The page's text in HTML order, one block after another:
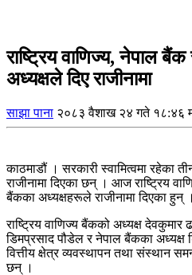
राष्ट्रिय वाणिज्य, नेपाल
अध्यक्षले दिए राजीनामा
साझा पाना २०८३ वैशाख २४ गते १८:४६
काठमाडौं । सरकारी स्वामित्वमा रहेका
राजीनामा दिएका छन् । आज राष्ट्रिय
बैंकका अध्यक्षहरूले राजीनामा दिएका हुन् ।
राष्ट्रिय वाणिज्य बैंकको अध्यक्ष
डिमप्रसाद पौडेल र नेपाल बैंकका अध्यक्ष
वित्तीय क्षेत्र व्यवस्थापन तथा संस्थान
छन् ।